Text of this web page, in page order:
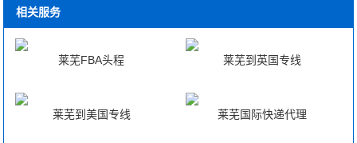
相关服务
莱芜FBA头程 莱芜到英国专线
莱芜到美国专线 莱芜国际快递代理